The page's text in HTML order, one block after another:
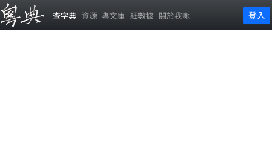
查字典 資源 粵文庫 細數據 關於我哋 登入